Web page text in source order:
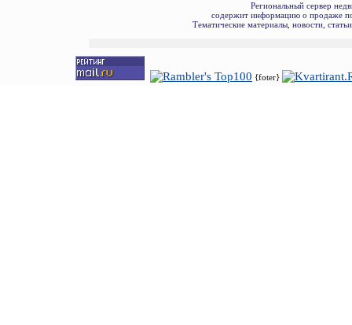
Региональный сервер
содержит информацию о продаже
Тематические материалы, новости,
{foter}